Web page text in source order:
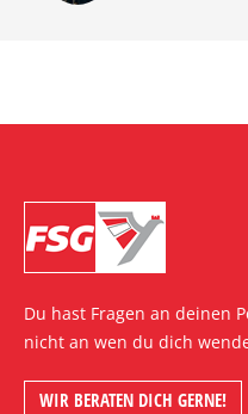
Du hast Fragen an deinen
nicht an wen du dich
WIR BERATEN DICH GERNE!